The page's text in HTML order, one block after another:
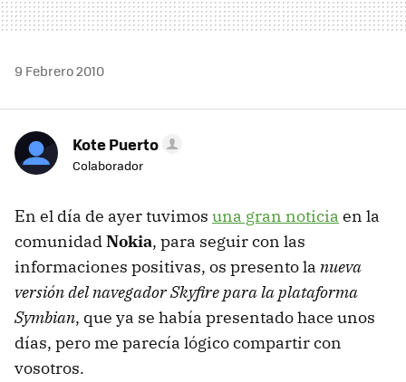
9 Febrero 2010
Kote Puerto
Colaborador
En el día de ayer tuvimos una gran noticia en la
comunidadNokia, para seguir con las
informaciones positivas, os presento la nueva
versión del navegador Skyfire para la plataforma
Symbian, que ya se había presentado hace unos
días, pero me parecía lógico compartir con
vosotros.